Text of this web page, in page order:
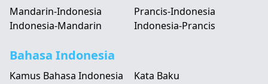
Mandarin-Indonesia
Indonesia-Mandarin
Prancis-Indonesia
Indonesia-Prancis
Bahasa Indonesia
Kamus Bahasa Indonesia
Kata Baku